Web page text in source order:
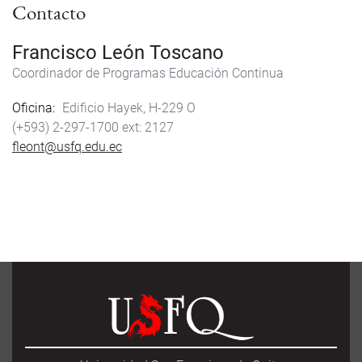
Contacto
Francisco León Toscano
Coordinador de Programas Educación Continua
Oficina
Edificio Hayek, H-229 O
(+593) 2-297-1700
2127
fleont@usfq.edu.ec